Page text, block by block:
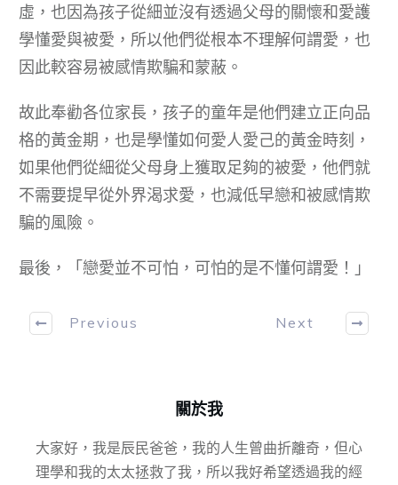
虛，也因為孩子從細並沒有透過父母的關懷和愛護
學懂愛與被愛，所以他們從根本不理解何謂愛，也
因此較容易被感情欺騙和蒙蔽。
故此奉勸各位家長，孩子的童年是他們建立正向品
格的黃金期，也是學懂如何愛人愛己的黃金時刻，
如果他們從細從父母身上獲取足夠的被愛，他們就
不需要提早從外界渴求愛，也減低早戀和被感情欺
騙的風險。
最後，「戀愛並不可怕，可怕的是不懂何謂愛！」
Previous Next
關於我
大家好，我是辰民爸爸，我的人生曾曲折離奇，但心
理學和我的太太拯救了我，所以我好希望透過我的經